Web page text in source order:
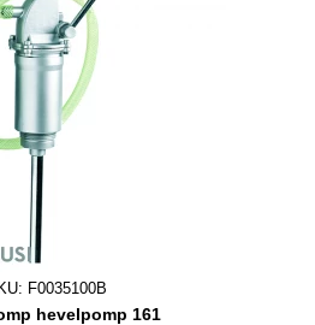
F0035100B
hevelpomp 161